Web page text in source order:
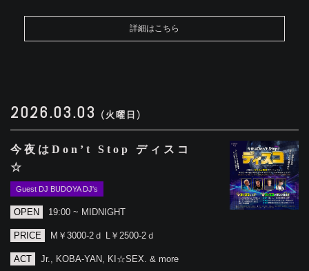
詳細はこちら
2026.03.03 (火曜日)
今夜はDon’t Stop ディスコ
☆
Guest DJ BUDOYA DJ's
OPEN 19:00 ~ MIDNIGHT
PRICE M￥3000-2ｄ L￥2500-2ｄ
ACT
Jr., KOBA-YAN, KI☆SEX. & more